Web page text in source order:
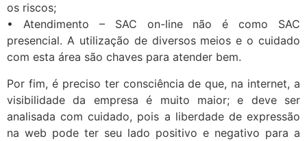
os riscos;
• Atendimento – SAC on-line não é como SAC
presencial. A utilização de diversos meios e o cuidado
com esta área são chaves para atender bem.
Por fim, é preciso ter consciência de que, na internet, a
visibilidade da empresa é muito maior; e deve ser
analisada com cuidado, pois a liberdade de expressão
na web pode ter seu lado positivo e negativo para a